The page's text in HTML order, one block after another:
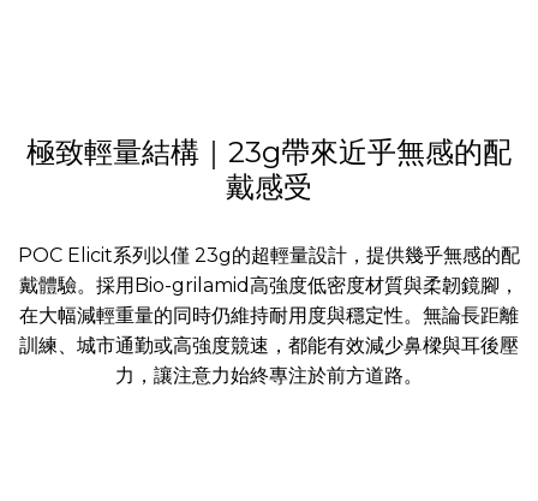
極致輕量結構｜23g帶來近乎無感的配
戴感受
POC Elicit系列以僅 23g的超輕量設計，提供幾乎無感的配
戴體驗。採用Bio-grilamid高強度低密度材質與柔韌鏡腳，
在大幅減輕重量的同時仍維持耐用度與穩定性。無論長距離
訓練、城市通勤或高強度競速，都能有效減少鼻樑與耳後壓
力，讓注意力始終專注於前方道路。